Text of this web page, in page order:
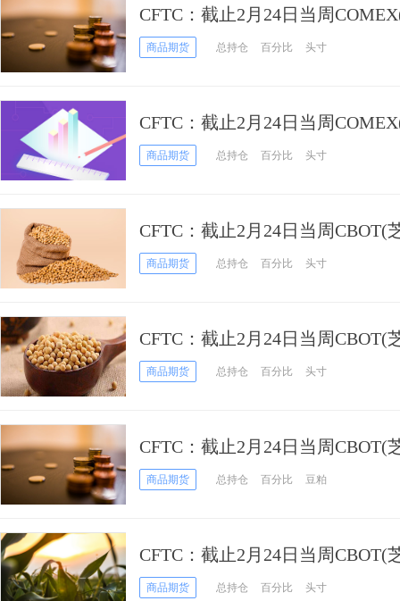
CFTC：截止2月24日当周
白银期货和期权持仓报告
商品期货 总持仓 百分比 头寸
CFTC：截止2月24日当周
黄金期货和期权持仓报告
商品期货 总持仓 百分比 头寸
CFTC：截止2月24日当周CBOT(
期货和期权持仓报告
商品期货 总持仓 百分比 头寸
CFTC：截止2月24日当周CBOT(
期货和期权持仓报告
商品期货 总持仓 百分比 头寸
CFTC：截止2月24日当周CBOT(
期货和期权持仓报告
商品期货 总持仓 百分比 豆粕
CFTC：截止2月24日当周CBOT(
期货持仓报告
商品期货 总持仓 百分比 头寸